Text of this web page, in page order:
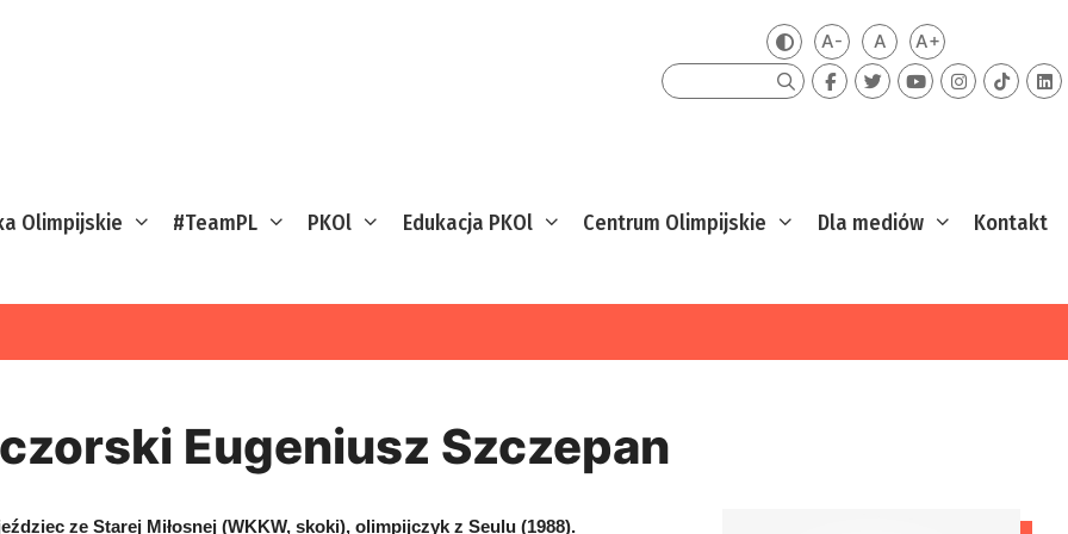
Zmień kontrast
A-Mniejsza czcionka
ADomyślna czcionka
A+Większa
Szukaj
Olimpijskie #TeamPL PKOl Edukacja PKOl Centrum Olimpijskie Dla mediów Kontakt
Eugeniusz Szczepan
ze Starej Miłosnej (WKKW, skoki), olimpijczyk z Seulu (1988).